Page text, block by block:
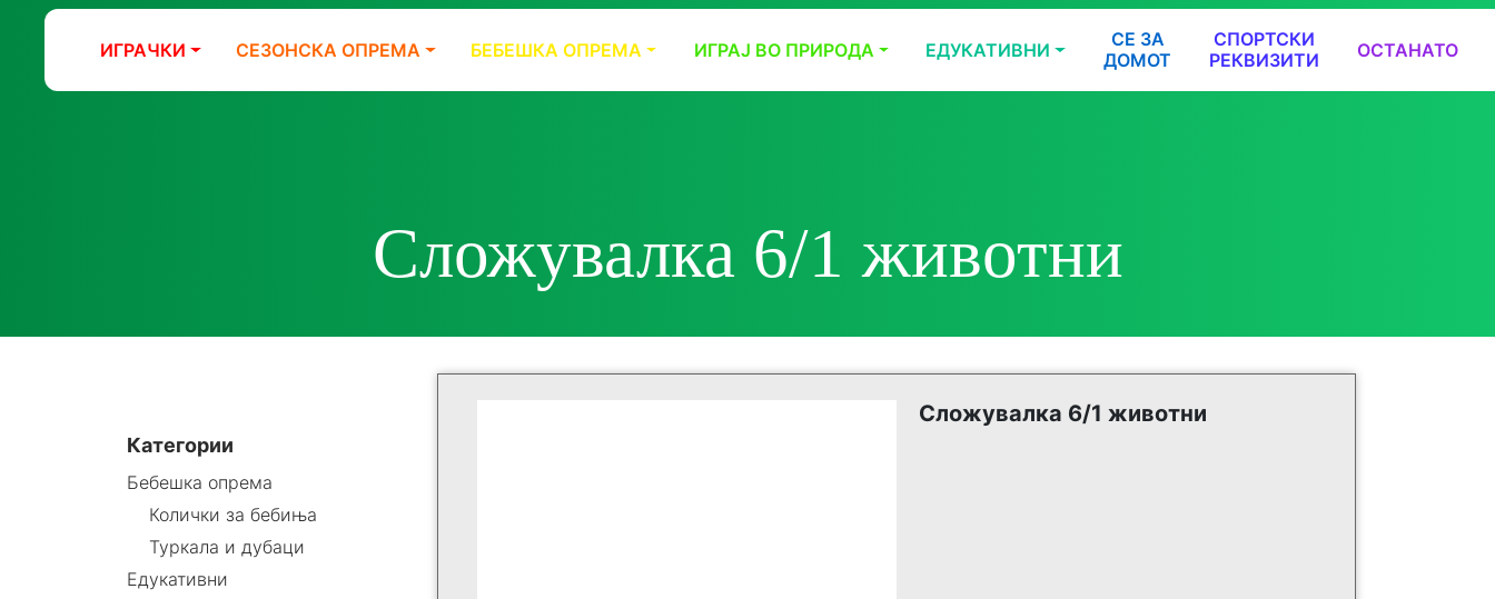
ИГРАЧКИ СЕЗОНСКА ОПРЕМА БЕБЕШКА ОПРЕМА ИГРАЈ ВО ПРИРОДА ЕДУКАТИВНИ
СЕ ЗА
ДОМОТ
СПОРТСКИ
РЕКВИЗИТИ
ОСТАНАТО
Сложувалка 6/1 животни
Категории
Бебешка опрема
Колички за бебиња
Туркала и дубаци
Едукативни
Сложувалка 6/1 животни